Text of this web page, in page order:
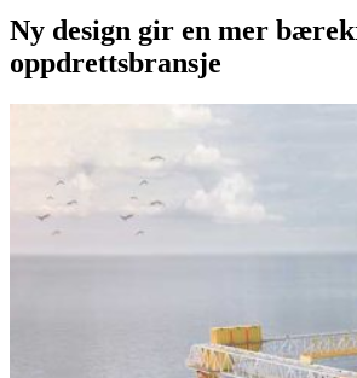
Ny design gir en mer
oppdrettsbransje